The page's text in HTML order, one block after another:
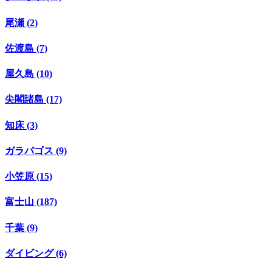
尾瀬 (2)
佐渡島 (7)
屋久島 (10)
尖閣諸島 (17)
知床 (3)
ガラパゴス (9)
小笠原 (15)
富士山 (187)
千葉 (9)
ダイビング (6)